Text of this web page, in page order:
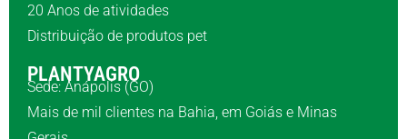
20 Anos de atividades
Distribuição de produtos pet
PLANTYAGRO
Sede: Anápolis (GO)
Mais de mil clientes na Bahia, em Goiás e Minas